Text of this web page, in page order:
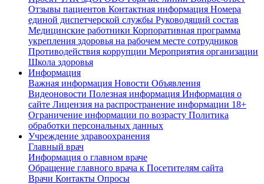
Отзывы пациентов Контактная информация Номера
единой диспетчерской службы Руководящий состав
Медицинские работники Корпоративная программа
укрепления здоровья на рабочем месте сотрудников
Противодействия коррупции Мероприятия организации
Школа здоровья
Информация
Важная информация Новости Объявления
Видеоновости Полезная информация Информация о
сайте Лицензия на распространение информации 18+
Ограничение информации по возрасту Политика
обработки персональных данных
Учреждение здравоохранения
Главный врач
Информация о главном враче
Обращение главного врача к Посетителям сайта
Врачи Контакты Опросы